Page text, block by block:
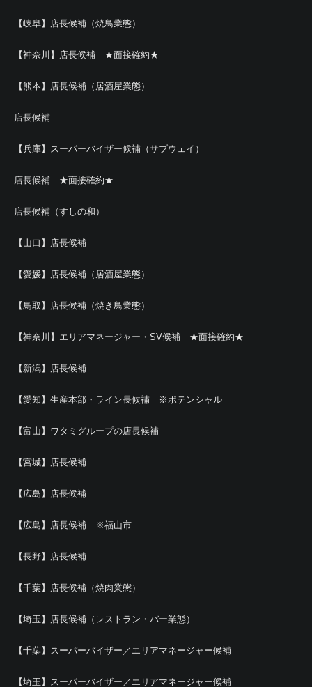
【岐阜】店長候補（焼鳥業態）
【神奈川】店長候補 ★面接確約★
【熊本】店長候補（居酒屋業態）
店長候補
【兵庫】スーパーバイザー候補（サブウェイ）
店長候補 ★面接確約★
店長候補（すしの和）
【山口】店長候補
【愛媛】店長候補（居酒屋業態）
【鳥取】店長候補（焼き鳥業態）
【神奈川】エリアマネージャー・SV候補 ★面接確約★
【新潟】店長候補
【愛知】生産本部・ライン長候補 ※ポテンシャル
【富山】ワタミグループの店長候補
【宮城】店長候補
【広島】店長候補
【広島】店長候補 ※福山市
【長野】店長候補
【千葉】店長候補（焼肉業態）
【埼玉】店長候補（レストラン・バー業態）
【千葉】スーパーバイザー／エリアマネージャー候補
【埼玉】スーパーバイザー／エリアマネージャー候補